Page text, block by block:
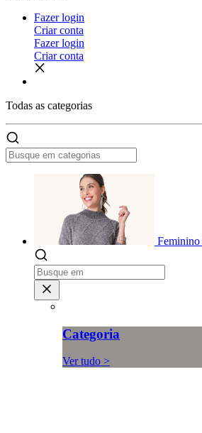
Fazer login
Criar conta
Fazer login
Criar conta
Todas as categorias
Feminino
Categoria
Ver tudo >